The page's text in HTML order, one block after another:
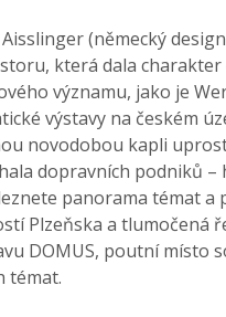
(německý
která dala charakter
významu, jako je
výstavy na českém
novodobou kapli
dopravních podniků –
panorama témat a
Plzeňska a tlumočená
DOMUS, poutní místo
témat.